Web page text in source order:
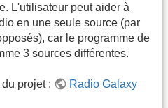
L'utilisateur peut aider à
en une seule source (par
car le programme de
3 sources différentes.
projet :
Radio Galaxy